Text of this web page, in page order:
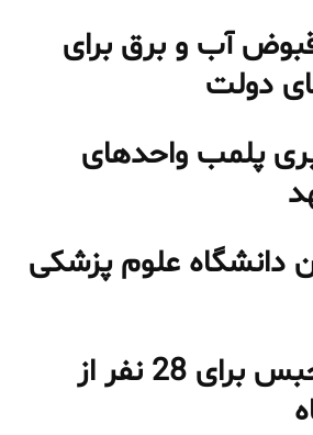
آب و برق برای
دولت
۲۰ برابری پلمب واحدهای
دانشگاه علوم پزشکی
صدور احکام حبس برای 28 نفر از